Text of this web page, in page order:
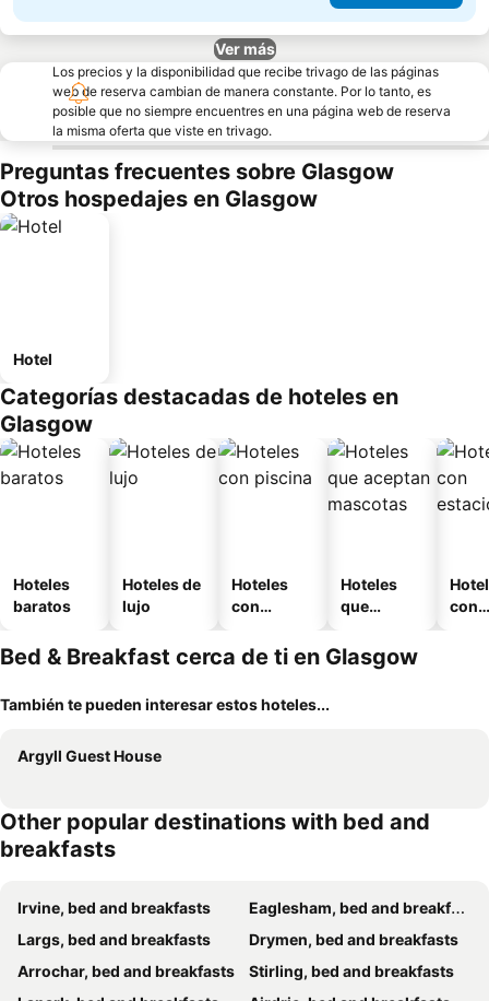
Ver más
Los precios y la disponibilidad que recibe trivago de las páginas
web de reserva cambian de manera constante. Por lo tanto, es
posible que no siempre encuentres en una página web de reserva
la misma oferta que viste en trivago.
Preguntas frecuentes sobre Glasgow
Otros hospedajes en Glasgow
Hotel
Categorías destacadas de hoteles en
Glasgow
Hoteles
baratos
Hoteles de
lujo
Hoteles
con
Hoteles
que
mascotas
con
Bed & Breakfast cerca de ti en Glasgow
También te pueden interesar estos hoteles...
Argyll Guest House
Other popular destinations with bed and
breakfasts
Irvine, bed and breakfasts
Eaglesham, bed and breakfasts
Largs, bed and breakfasts
Drymen, bed and breakfasts
Arrochar, bed and breakfasts
Stirling, bed and breakfasts